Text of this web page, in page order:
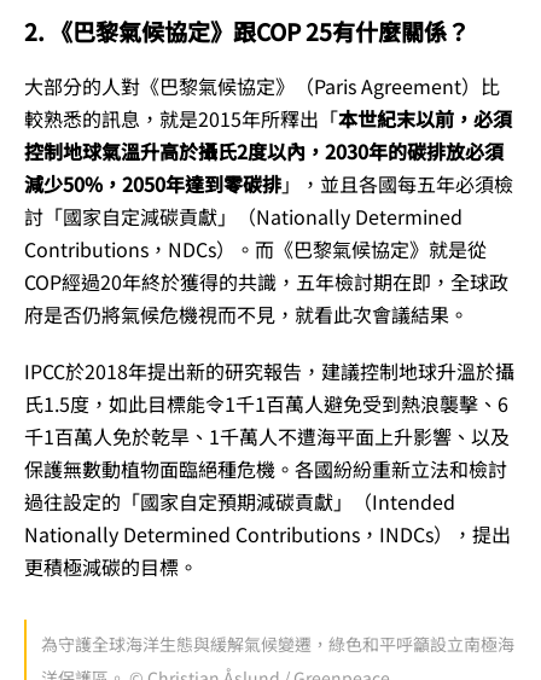
2. 《巴黎氣候協定》跟COP 25有什麼關係？
大部分的人對《巴黎氣候協定》（Paris Agreement）比
較熟悉的訊息，就是2015年所釋出「本世紀末以前，必須
控制地球氣溫升高於攝氏2度以內，2030年的碳排放必須
減少50%，2050年達到零碳排」，並且各國每五年必須檢
討「國家自定減碳貢獻」（Nationally Determined
Contributions，NDCs）。而《巴黎氣候協定》就是從
COP經過20年終於獲得的共識，五年檢討期在即，全球政
府是否仍將氣候危機視而不見，就看此次會議結果。
IPCC於2018年提出新的研究報告，建議控制地球升溫於攝
氏1.5度，如此目標能令1千1百萬人避免受到熱浪襲擊、6
千1百萬人免於乾旱、1千萬人不遭海平面上升影響、以及
保護無數動植物面臨絕種危機。各國紛紛重新立法和檢討
過往設定的「國家自定預期減碳貢獻」（Intended
Nationally Determined Contributions，INDCs），提出
更積極減碳的目標。
為守護全球海洋生態與緩解氣候變遷，綠色和平呼籲設立南極海